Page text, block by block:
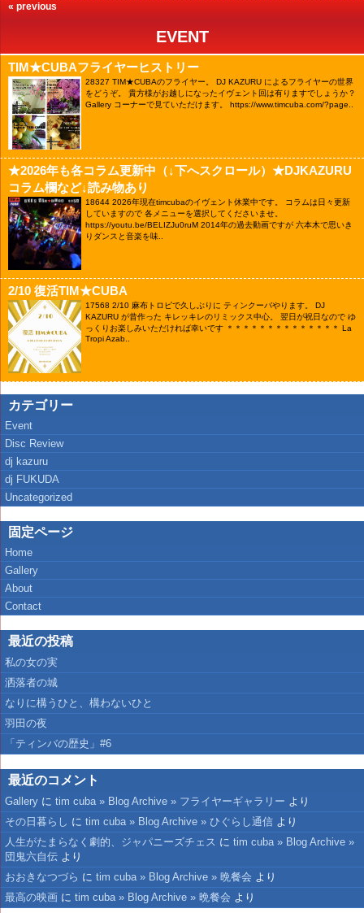
EVENT
TIM★CUBAフライヤーヒストリー
28327 TIM★CUBAのフライヤー。 DJ KAZURU によるフライヤーの世界
をどうぞ。 貴方様がお越しになったイヴェント回は有りますでしょうか？
Gallery コーナーで見ていただけます。 https://www.timcuba.com/?page..
★2026年も各コラム更新中（↓下へスクロール）★DJKAZURU
コラム欄など↓読み物あり
18644 2026年現在timcubaのイヴェント休業中です。 コラムは日々更新
していますので 各メニューを選択してくださいませ。
https://youtu.be/BELIZJu0ruM 2014年の過去動画ですが 六本木で思いき
りダンスと音楽を味..
2/10 復活TIM★CUBA
17568 2/10 麻布トロピで久しぶりに ティンクーバやります。 DJ
KAZURU が昔作った キレッキレのリミックス中心。 翌日が祝日なので ゆ
っくりお楽しみいただければ幸いです ＊＊＊＊＊＊＊＊＊＊＊＊＊＊ La
Tropi Azab..
« previous
カテゴリー
Event
Disc Review
dj kazuru
dj FUKUDA
Uncategorized
固定ページ
Home
Gallery
About
Contact
最近の投稿
私の女の実
洒落者の城
なりに構うひと、構わないひと
羽田の夜
「ティンバの歴史」#6
最近のコメント
Gallery に tim cuba » Blog Archive » フライヤーギャラリー より
その日暮らし に tim cuba » Blog Archive » ひぐらし通信 より
人生がたまらなく劇的、ジャパニーズチェス に tim cuba » Blog Archive »
団鬼六自伝 より
おおきなつづら に tim cuba » Blog Archive » 晩餐会 より
最高の映画 に tim cuba » Blog Archive » 晩餐会 より